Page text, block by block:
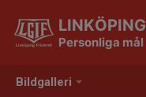
Bildgalleri
Personliga